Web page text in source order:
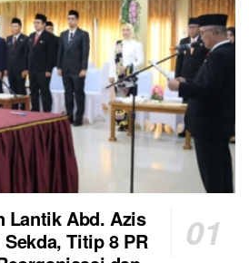
Lantik Abd. Azis
Titip 8 PR